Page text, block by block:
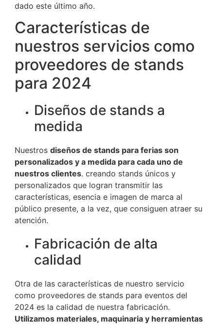
dado este último año.
Características de
nuestros servicios como
proveedores de stands
para 2024
Diseños de stands a
medida
Nuestros diseños de stands para ferias son
personalizados y a medida para cada uno de
nuestros clientes. creando stands únicos y
personalizados que logran transmitir las
características, esencia e imagen de marca al
público presente, a la vez, que consiguen atraer su
atención.
Fabricación de alta
calidad
Otra de las características de nuestro servicio
como proveedores de stands para eventos del
2024 es la calidad de nuestra fabricación.
Utilizamos materiales, maquinaria y herramientas